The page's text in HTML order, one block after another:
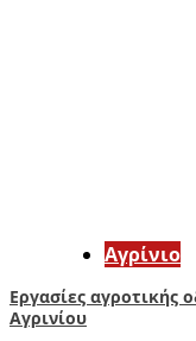
Aγρίνιο
Εργασίες αγροτικής
Αγρινίου